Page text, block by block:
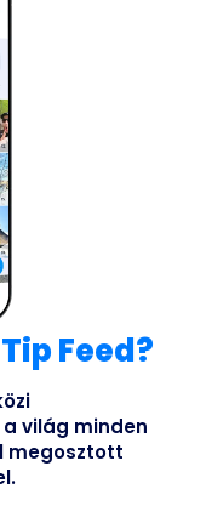
Feed?
világ minden
megosztott